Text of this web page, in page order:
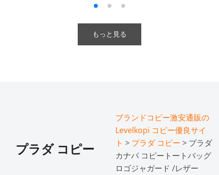
もっと見る
プラダ コピー
ブランドコピー激安通販の
Levelkopi コピー優良サイ
ト > プラダ コピー > プラダ
カナパ コピートートバッグ
ロゴジャガード /レザー